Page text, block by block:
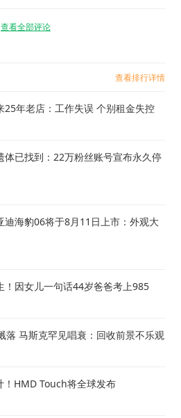
查看全部评论
查看排行详情
25年老店：工作失误 个别租金失控
体已找到：22万粉丝账号宣布永久停
迪海豹06将于8月11日上市：外观大
！因女儿一句话44岁爸爸考上985
落 马斯克罕见唱衰：回收前景不乐观
HMD Touch将全球发布